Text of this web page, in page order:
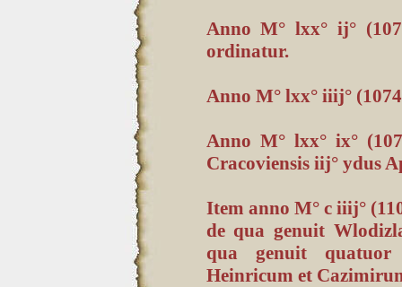
Anno M° lxx° ij°
ordinatur.
Anno M° lxx° iiij°
Anno M° lxx° ix°
Cracoviensis iij° ydus
Item anno M° c iiij°
de qua genuit
qua genuit quatuor
Heinricum et